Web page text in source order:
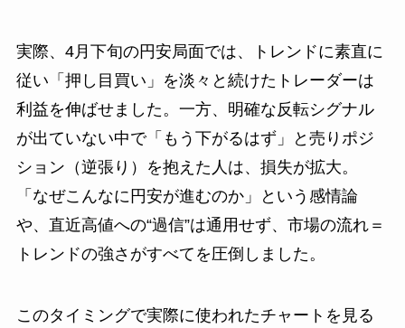
実際、4月下旬の円安局面では、トレンドに素直に
従い「押し目買い」を淡々と続けたトレーダーは
利益を伸ばせました。一方、明確な反転シグナル
が出ていない中で「もう下がるはず」と売りポジ
ション（逆張り）を抱えた人は、損失が拡大。
「なぜこんなに円安が進むのか」という感情論
や、直近高値への“過信”は通用せず、市場の流れ＝
トレンドの強さがすべてを圧倒しました。
このタイミングで実際に使われたチャートを見る